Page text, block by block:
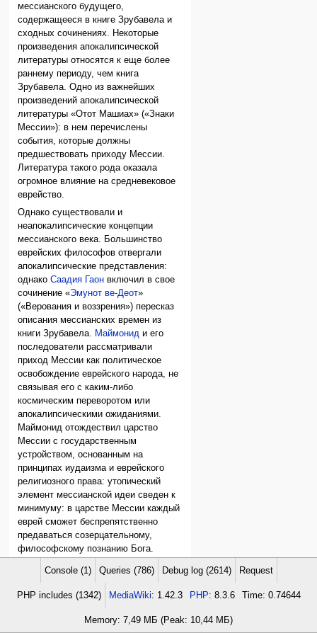
мессианского будущего,
содержащееся в книге Зрубавела и
сходных сочинениях. Некоторые
произведения апокалипсической
литературы относятся к еще более
раннему периоду, чем книга
Зрубавела. Одно из важнейших
произведений апокалипсической
литературы «Отот Машиах» («Знаки
Мессии»): в нем перечислены
события, которые должны
предшествовать приходу Мессии.
Литература такого рода оказала
огромное влияние на средневековое
еврейство.
Однако существовали и
неапокалипсические концепции
мессианского века. Большинство
еврейских философов отвергали
апокалипсические представления:
однакоСаадия Гаон включил в свое
сочинение «Эмунот ве-Деот»
(«Верования и воззрения») пересказ
описания мессианских времен из
книги Зрубавела. Маймонид и его
последователи рассматривали
приход Мессии как политическое
освобождение еврейского народа, не
связывая его с каким-либо
космическим переворотом или
апокалипсическими ожиданиями.
Маймонид отождествил царство
Мессии с государственным
устройством, основанным на
принципах иудаизма и еврейского
религиозного права: утопический
элемент мессианской идеи сведен к
минимуму: в царстве Мессии каждый
еврей сможет беспрепятственно
предаваться созерцательному,
философскому познанию Бога.
В сочинении «Иггерет Тейман»
отвергал с этих позициймессианские
некоего йеменского
еврея. Аврахам бар Хия (1065? —
Console (1) Queries (786) Debug log (2614) Request
PHP includes (1342) MediaWiki: 1.42.3 PHP: 8.3.6 Time: 0.74644
Memory: 7,49 МБ (Peak: 10,44 МБ)